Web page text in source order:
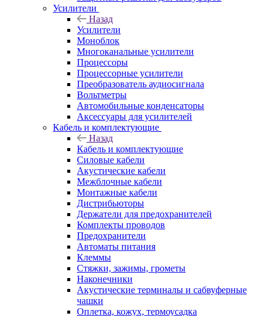
Усилители
Назад
Усилители
Моноблок
Многоканальные усилители
Процессоры
Процессорные усилители
Преобразователь аудиосигнала
Вольтметры
Автомобильные конденсаторы
Аксессуары для усилителей
Кабель и комплектующие
Назад
Кабель и комплектующие
Силовые кабели
Акустические кабели
Межблочные кабели
Монтажные кабели
Дистрибьюторы
Держатели для предохранителей
Комплекты проводов
Предохранители
Автоматы питания
Клеммы
Стяжки, зажимы, грометы
Наконечники
Акустические терминалы и сабвуферные
чашки
Оплетка, кожух, термоусадка